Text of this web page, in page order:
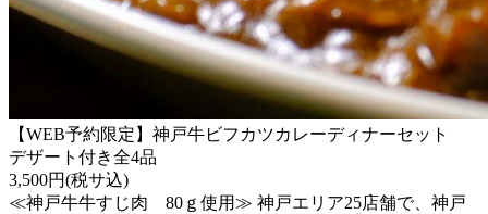
【WEB予約限定】神戸牛ビフカツカレーディナーセット
デザート付き全4品
3,500円(税サ込)
≪神戸牛牛すじ肉 80ｇ使用≫ 神戸エリア25店舗で、神戸